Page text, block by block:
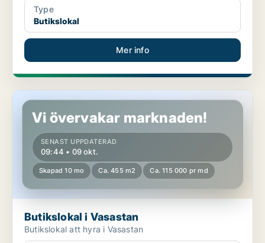
Type
Butikslokal
Mer info
Butikslokal i Vasastan
Vi övervakar marknaden!
SENAST UPPDATERAD
09:44 • 09 okt.
Skapad 10 mo Ca. 455 m2 Ca. 115 000 pr md
Butikslokal i Vasastan
Butikslokal att hyra i Vasastan